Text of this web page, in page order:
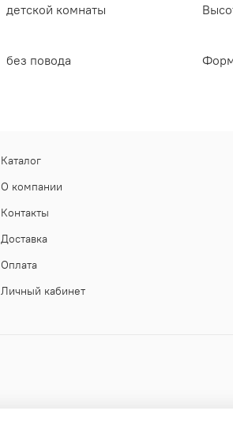
детской комнаты
без повода
Каталог
О компании
Контакты
Доставка
Оплата
Личный кабинет